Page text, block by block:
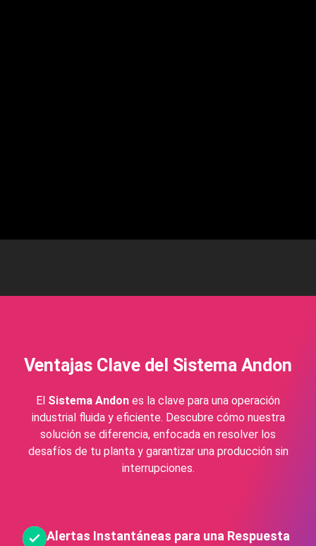
Ventajas Clave del Sistema Andon
El Sistema Andon es la clave para una operación
industrial fluida y eficiente. Descubre cómo nuestra
solución se diferencia, enfocada en resolver los
desafíos de tu planta y garantizar una producción sin
interrupciones.
Alertas Instantáneas para una Respuesta